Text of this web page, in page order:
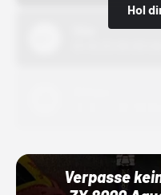
Hol
Verpasse